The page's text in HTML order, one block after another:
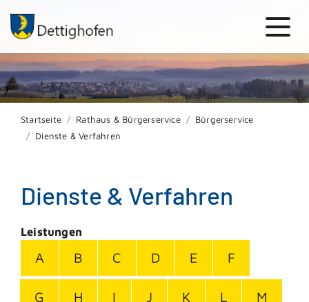
Startseite Rathaus & Bürgerservice
Bürgerservice
Dienste & Verfahren
Dienste & Verfahren
Leistungen
A B C D E F
G H I J K L M